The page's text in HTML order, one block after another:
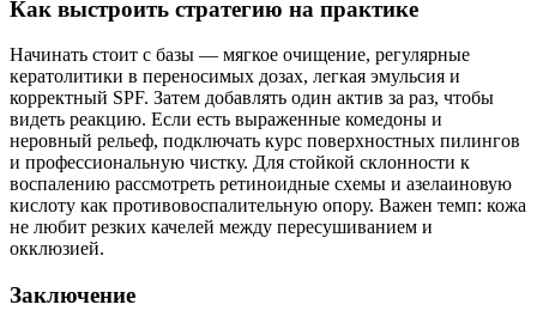
Как выстроить стратегию на практике
Начинать стоит с базы — мягкое очищение, регулярные
кератолитики в переносимых дозах, легкая эмульсия и
корректный SPF. Затем добавлять один актив за раз, чтобы
видеть реакцию. Если есть выраженные комедоны и
неровный рельеф, подключать курс поверхностных пилингов
и профессиональную чистку. Для стойкой склонности к
воспалению рассмотреть ретиноидные схемы и азелаиновую
кислоту как противовоспалительную опору. Важен темп: кожа
не любит резких качелей между пересушиванием и
окклюзией.
Заключение